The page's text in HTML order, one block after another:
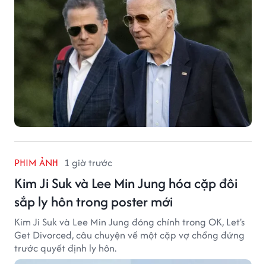
PHIM ẢNH 1 giờ trước
Kim Ji Suk và Lee Min Jung hóa cặp đôi
sắp ly hôn trong poster mới
Kim Ji Suk và Lee Min Jung đóng chính trong OK, Let's
Get Divorced, câu chuyện về một cặp vợ chồng đứng
trước quyết định ly hôn.